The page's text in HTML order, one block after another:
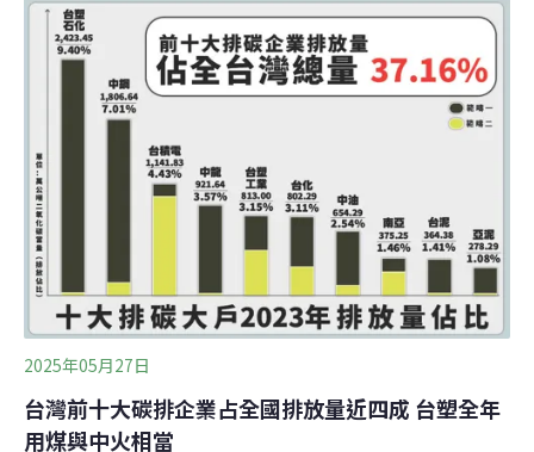
況。董事長暨總裁魏哲家表示，台積電全力支持再生能源
和綠電，成本會高一點，不過沒有關係，台積電絕對關心
環保議題，能夠買的綠電一定買。（中央社報導）
2025年05月27日
台灣前十大碳排企業占全國排放量近四成 台塑全年
用煤與中火相當